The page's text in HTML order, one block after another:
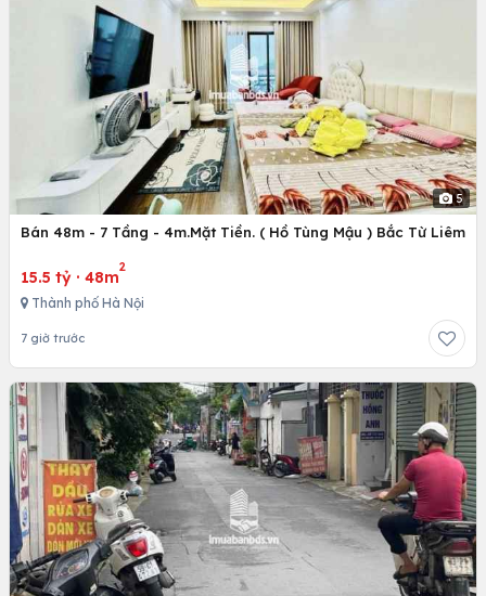
5
Bán 48m - 7 Tầng - 4m.Mặt Tiền. ( Hồ Tùng Mậu ) Bắc Từ Liêm
15.5 tỷ · 48m
2
Thành phố Hà Nội
7 giờ trước